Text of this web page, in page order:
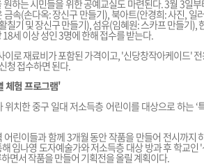
하는 시민들을 위한 공예교실도 마련된다. 3월 3일
속(손다옥: 장신구 만들기), 북아트(안경희: 사진, 일
칠기 및 장신구 만들기), 섬유(임혜원: 스카프 만들기),
세 이상 성인 3명에 한해 접수를 받는다.
로 재료비가 포함된 가격이고, '신당창작아케이드'
청 접수하면 된다.
체험 프로그램'
치한 중구 일대 저소득층 어린이를 대상으로 하는 ‘
린이들과 함께 3개월 동안 작품을 만들어 전시까지
임나영 도자예술가와 저소득층 대상 방과 후 학교
면서 작품을 만들어 기획전을 올릴 계획이다.